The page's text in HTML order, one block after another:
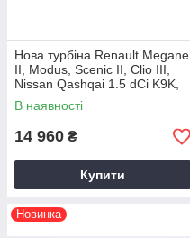
Нова турбіна Renault Megane
II, Modus, Scenic II, Clio III,
Nissan Qashqai 1.5 dCi K9K,
54399700070, 2004+
В наявності
14 960 ₴
Купити
Новинка